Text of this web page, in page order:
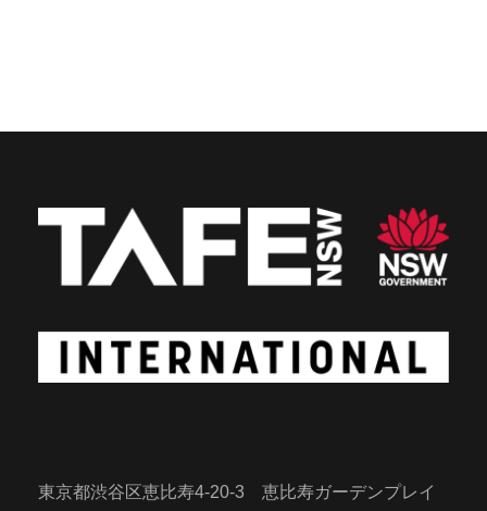
東京都渋谷区恵比寿4-20-3 恵比寿ガーデンプレイ